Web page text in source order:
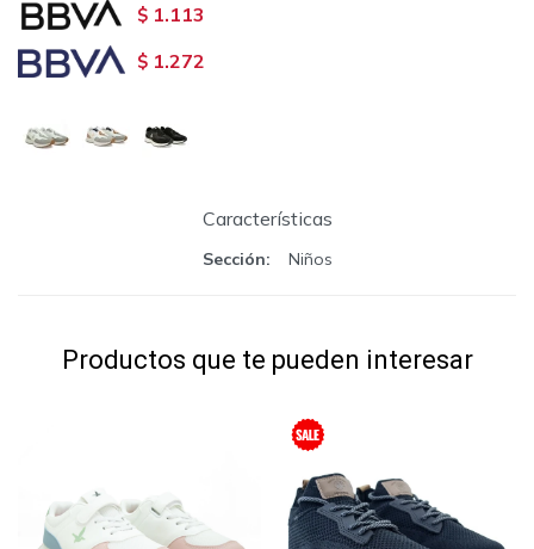
$ 1.113
$ 1.272
Características
Sección Niños
Productos que te pueden interesar